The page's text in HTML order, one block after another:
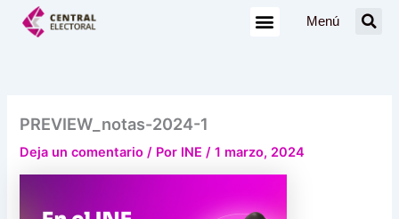
Menú
PREVIEW_notas-2024-1
Deja un comentario / Por INE/1 marzo, 2024